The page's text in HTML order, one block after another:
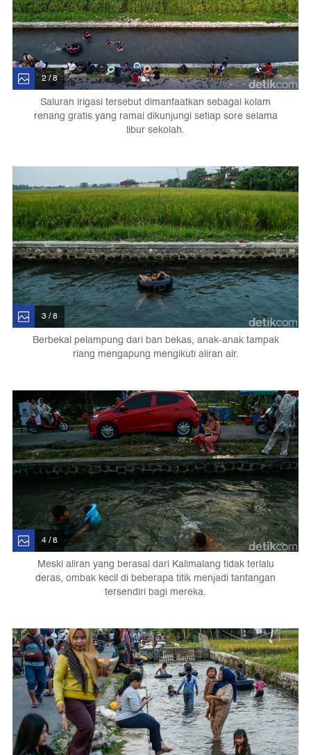
2 / 8
Saluran irigasi tersebut dimanfaatkan sebagai kolam
renang gratis yang ramai dikunjungi setiap sore selama
libur sekolah.
3 / 8
Berbekal pelampung dari ban bekas, anak-anak tampak
riang mengapung mengikuti aliran air.
4 / 8
Meski aliran yang berasal dari Kalimalang tidak terlalu
deras, ombak kecil di beberapa titik menjadi tantangan
tersendiri bagi mereka.